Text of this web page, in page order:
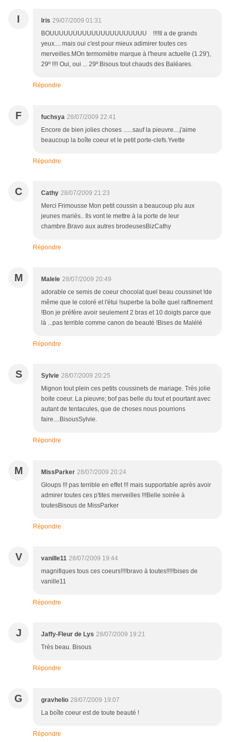
I Iris 29/07/2009 01:31
BOUUUUUUUUUUUUUUUUUUUUU !!!!Il a de grands
yeux.... mais oui c'est pour mieux adimirer toutes ces
merveilles.MOn termomètre marque à l'heure actuelle (1.29'),
29º !!!! Oui, oui ... 29º.Bisous tout chauds des Baléares.
Répondre
F fuchsya 28/07/2009 22:41
Encore de bien jolies choses ......sauf la pieuvre....j'aime
beaucoup la boîte coeur et le petit porte-clefs.Yvette
Répondre
C Cathy 28/07/2009 21:23
Merci Frimousse Mon petit coussin a beaucoup plu aux
jeunes mariés.. Ils vont le mettre à la porte de leur
chambre.Bravo aux autres brodeusesBizCathy
Répondre
M Malele 28/07/2009 20:49
adorable ce semis de coeur chocolat quel beau coussinet !de
même que le coloré et l'étui !superbe la boîte quel raffinement
!Bon je préfère avoir seulement 2 bras et 10 doigts parce que
là ...pas terrible comme canon de beauté !Bises de Malélé
Répondre
S Sylvie 28/07/2009 20:25
Mignon tout plein ces petits coussinets de mariage. Très jolie
boite coeur. La pieuvre; bof pas belle du tout et pourtant avec
autant de tentacules, que de choses nous pourrions
faire....BisousSylvie.
Répondre
M MissParker 28/07/2009 20:24
Gloups !!! pas terrible en effet !!! mais supportable après avoir
admirer toutes ces p'tites merveilles !!!Belle soirée à
toutesBisous de MissParker
Répondre
V vanille11 28/07/2009 19:44
magnifiques tous ces coeurs!!!!bravo à toutes!!!!!bises de
vanille11
Répondre
J Jaffy-Fleur de Lys 28/07/2009 19:21
Très beau. Bisous
Répondre
G gravhelio 28/07/2009 19:07
La boîte coeur est de toute beauté !
Répondre